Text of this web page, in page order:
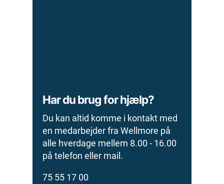
Har du brug for hjælp?
Du kan altid komme i kontakt med
en medarbejder fra Wellmore på
alle hverdage mellem 8.00 - 16.00
på telefon eller mail.
75 55 17 00